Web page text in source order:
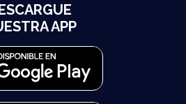
APP